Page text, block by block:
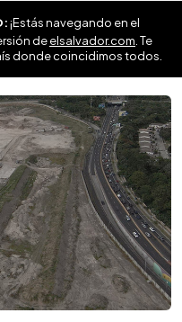
¡Estás navegando en el
deelsalvador.com . Te
donde coincidimos todos.